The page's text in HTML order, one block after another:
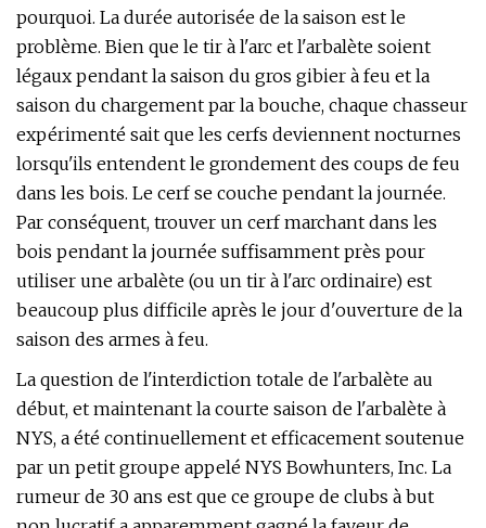
pourquoi. La durée autorisée de la saison est le
problème. Bien que le tir à l'arc et l'arbalète soient
légaux pendant la saison du gros gibier à feu et la
saison du chargement par la bouche, chaque chasseur
expérimenté sait que les cerfs deviennent nocturnes
lorsqu'ils entendent le grondement des coups de feu
dans les bois. Le cerf se couche pendant la journée.
Par conséquent, trouver un cerf marchant dans les
bois pendant la journée suffisamment près pour
utiliser une arbalète (ou un tir à l'arc ordinaire) est
beaucoup plus difficile après le jour d'ouverture de la
saison des armes à feu.
La question de l'interdiction totale de l'arbalète au
début, et maintenant la courte saison de l'arbalète à
NYS, a été continuellement et efficacement soutenue
par un petit groupe appelé NYS Bowhunters, Inc. La
rumeur de 30 ans est que ce groupe de clubs à but